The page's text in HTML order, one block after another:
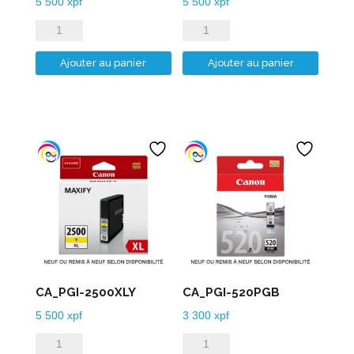
quantité
de
CA_PGI-
Ajouter au panier
quantité
de
CA_PGI-
Ajouter au panier
CA_PGI-2500XLY
5 500 xpf
quantité
CA_PGI-520PGB
3 300xpf
quantité